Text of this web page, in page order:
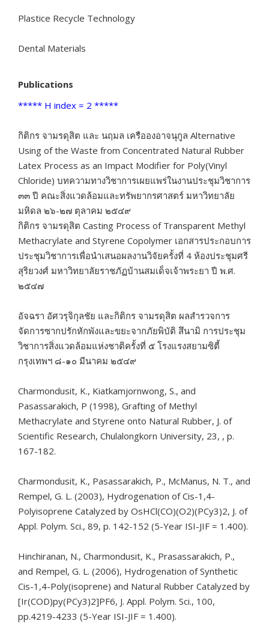
Plastice Recycle Technology
Dental Materials
Publications
***** H index = 2 *****
กิติกร จามรดุสิต และ นฤมล เครือองอาจนุกูล Alternative
Using of the Waste from Concentrated Natural Rubber
Latex Process as an Impact Modifier for Poly(Vinyl
Chloride) บทความทางวิชาการเผยแพร่ในงานประชุมวิชาการ
๓๓ ปี คณะสิ่งแวดล้อมและทรัพยากรศาสตร์ มหาวิทยาลัย
มหิดล ๒๖-๒๗ ตุลาคม ๒๕๔๙
กิติกร จามรดุสิต Casting Process of Transparent Methyl
Methacrylate and Styrene Copolymer เอกสารประกอบการ
ประชุมวิชาการเพื่อนำเสนอผลงานวิจัยครั้งที่ 4 ห้องประชุมศรี
สุริยวงศ์ มหาวิทยาลัยราชภัฏบ้านสมเด็จเจ้าพระยา ปี พ.ศ.
๒๕๔๗
อัจฉรา อัศวรุจิกุลชัย และกิติกร จามรดุสิต ผลสำรวจการ
จัดการซากปรักหักพังและขยะจากภัยพิบัติ สึนามิ การประชุม
วิชาการสิ่งแวดล้อมแห่งชาติครั้งที่ ๕ โรงแรงสยามซิตี้
กรุงเทพฯ ๘-๑๐ มีนาคม ๒๕๔๙
Charmondusit, K., Kiatkamjornwong, S., and
Pasassarakich, P (1998), Grafting of Methyl
Methacrylate and Styrene onto Natural Rubber, J. of
Scientific Research, Chulalongkorn University, 23, , p.
167-182.
Charmondusit, K., Pasassarakich, P., McManus, N. T., and
Rempel, G. L. (2003), Hydrogenation of Cis-1,4-
Polyisoprene Catalyzed by OsHCl(CO)(O2)(PCy3)2, J. of
Appl. Polym. Sci., 89, p. 142-152 (5-Year ISI-JIF = 1.400).
Hinchiranan, N., Charmondusit, K., Prasassarakich, P.,
and Rempel, G. L. (2006), Hydrogenation of Synthetic
Cis-1,4-Poly(isoprene) and Natural Rubber Catalyzed by
[Ir(COD)py(PCy3)2]PF6, J. Appl. Polym. Sci., 100,
pp.4219-4233 (5-Year ISI-JIF = 1.400).